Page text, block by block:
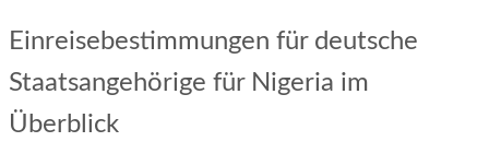
Einreisebestimmungen für deutsche
Staatsangehörige für Nigeria im
Überblick